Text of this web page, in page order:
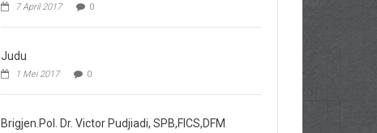
7 April 2017 0
Judu
1 Mei 2017 0
Brigjen.Pol. Dr. Victor Pudjiadi, SPB,FICS,DFM